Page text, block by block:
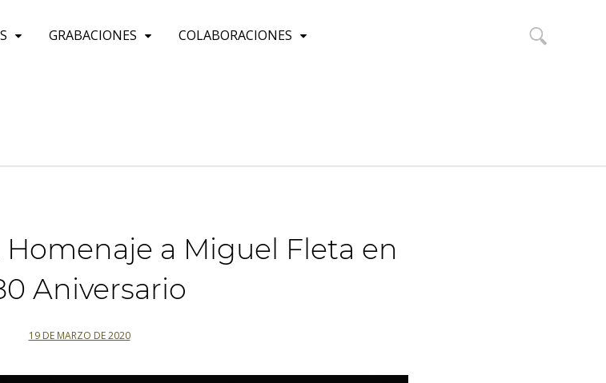
GRABACIONES COLABORACIONES
Homenaje a Miguel Fleta en
Aniversario
19 DE MARZO DE 2020